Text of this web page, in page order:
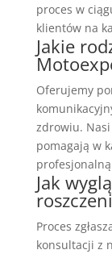
proces w
klientów na
Jakie
Oferujemy
zdrowiu.
pomagają w
Jak
Proces
konsultacji z